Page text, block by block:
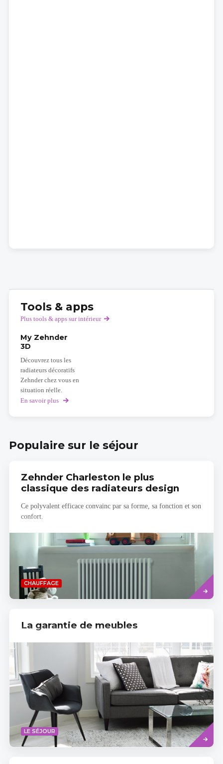
Tools & apps
Plus tools & apps sur intérieur
My Zehnder
3D
Découvrez tous les
radiateurs décoratifs
Zehnder chez vous en
situation réelle.
En savoir plus
sur
Populaire sur le séjour
Zehnder Charleston le plus
classique des radiateurs design
Ce polyvalent efficace convainc par sa forme, sa fonction et son
confort.
CHAUFFAGE
Savoir
plus
La garantie de meubles
LE SÉJOUR
Read
more